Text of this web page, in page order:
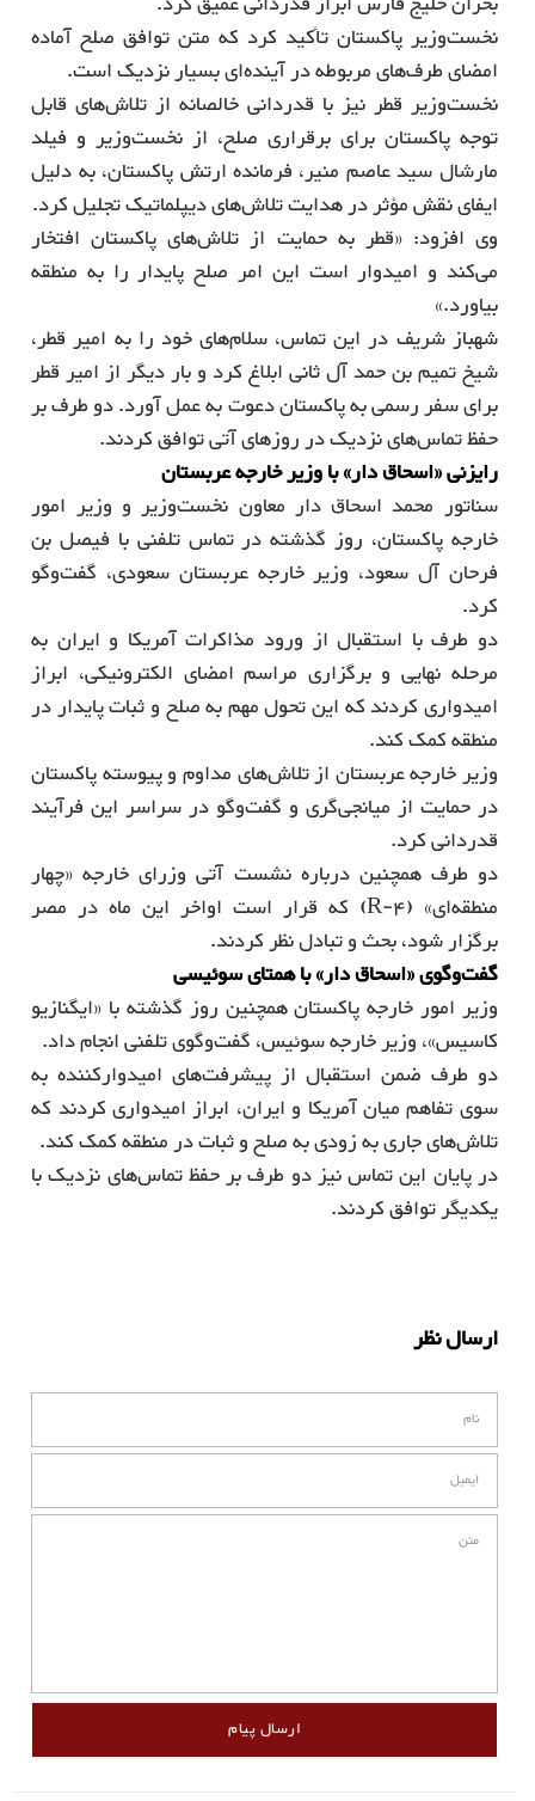
نخست‌وزیر پاکستان تأکید کرد که متن توافق صلح آماده
امضای طرف‌های مربوطه در آینده‌ای بسیار نزدیک است.
نخست‌وزیر قطر نیز با قدردانی خالصانه از تلاش‌های قابل
توجه پاکستان برای برقراری صلح، از نخست‌وزیر و فیلد
مارشال سید عاصم منیر، فرمانده ارتش پاکستان، به دلیل
ایفای نقش مؤثر در هدایت تلاش‌های دیپلماتیک تجلیل کرد.
وی افزود: «قطر به حمایت از تلاش‌های پاکستان افتخار
می‌کند و امیدوار است این امر صلح پایدار را به منطقه
بیاورد.»
شهباز شریف در این تماس، سلام‌های خود را به امیر قطر،
شیخ تمیم بن حمد آل ثانی ابلاغ کرد و بار دیگر از امیر قطر
برای سفر رسمی به پاکستان دعوت به عمل آورد. دو طرف بر
حفظ تماس‌های نزدیک در روزهای آتی توافق کردند.
رایزنی «اسحاق دار» با وزیر خارجه عربستان
سناتور محمد اسحاق دار معاون نخست‌وزیر و وزیر امور
خارجه پاکستان، روز گذشته در تماس تلفنی با فیصل بن
فرحان آل سعود، وزیر خارجه عربستان سعودی، گفت‌وگو
کرد.
دو طرف با استقبال از ورود مذاکرات آمریکا و ایران به
مرحله نهایی و برگزاری مراسم امضای الکترونیکی، ابراز
امیدواری کردند که این تحول مهم به صلح و ثبات پایدار در
منطقه کمک کند.
وزیر خارجه عربستان از تلاش‌های مداوم و پیوسته پاکستان
در حمایت از میانجی‌گری و گفت‌وگو در سراسر این فرآیند
قدردانی کرد.
دو طرف همچنین درباره نشست آتی وزرای خارجه «چهار
منطقه‌ای» (R-4) که قرار است اواخر این ماه در مصر
برگزار شود، بحث و تبادل نظر کردند.
گفت‌وگوی «اسحاق دار» با همتای سوئیسی
وزیر امور خارجه پاکستان همچنین روز گذشته با «ایگنازیو
کاسیس»، وزیر خارجه سوئیس، گفت‌وگوی تلفنی انجام داد.
دو طرف ضمن استقبال از پیشرفت‌های امیدوارکننده به
سوی تفاهم میان آمریکا و ایران، ابراز امیدواری کردند که
تلاش‌های جاری به زودی به صلح و ثبات در منطقه کمک کند.
در پایان این تماس نیز دو طرف بر حفظ تماس‌های نزدیک با
یکدیگر توافق کردند.
ارسال نظر